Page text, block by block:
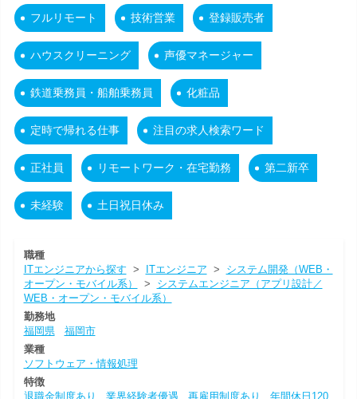
フルリモート 技術営業 登録販売者
ハウスクリーニング 声優マネージャー
鉄道乗務員・船舶乗務員 化粧品
定時で帰れる仕事 注目の求人検索ワード
正社員 リモートワーク・在宅勤務 第二新卒
未経験 土日祝日休み
職種
ITエンジニアから探す > ITエンジニア > システム開発（WEB・
オープン・モバイル系）
> システムエンジニア（アプリ設計／
WEB・オープン・モバイル系）
勤務地
福岡県
福岡市
業種
ソフトウェア・情報処理
特徴
退職金制度あり
業界経験者優遇 再雇用制度あり 年間休日120